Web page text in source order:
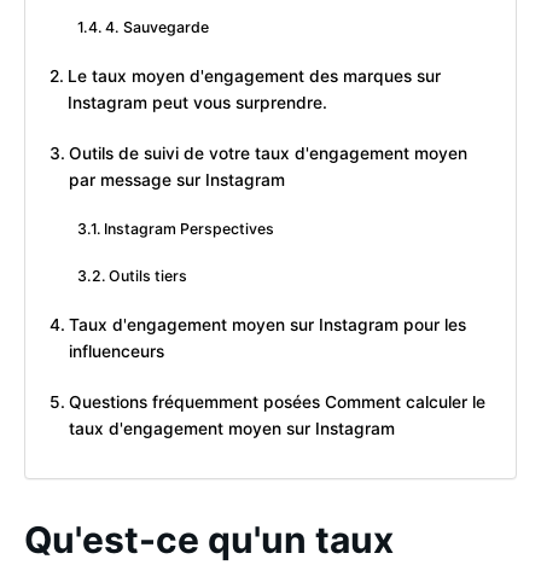
4. Sauvegarde
Le taux moyen d'engagement des marques sur
Instagram peut vous surprendre.
Outils de suivi de votre taux d'engagement moyen
par message sur Instagram
Instagram Perspectives
Outils tiers
Taux d'engagement moyen sur Instagram pour les
influenceurs
Questions fréquemment posées Comment calculer le
taux d'engagement moyen sur Instagram
Qu'est-ce qu'un taux